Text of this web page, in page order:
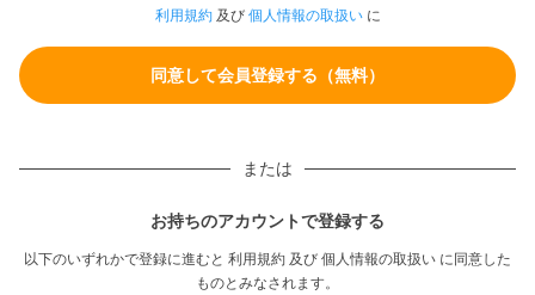
利用規約及び 個人情報の取扱いに
または
お持ちのアカウントで登録する
以下のいずれかで登録に進むと 利用規約 及び 個人情報の取扱い に同意した
ものとみなされます。